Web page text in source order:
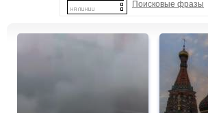
Поисковые фразы